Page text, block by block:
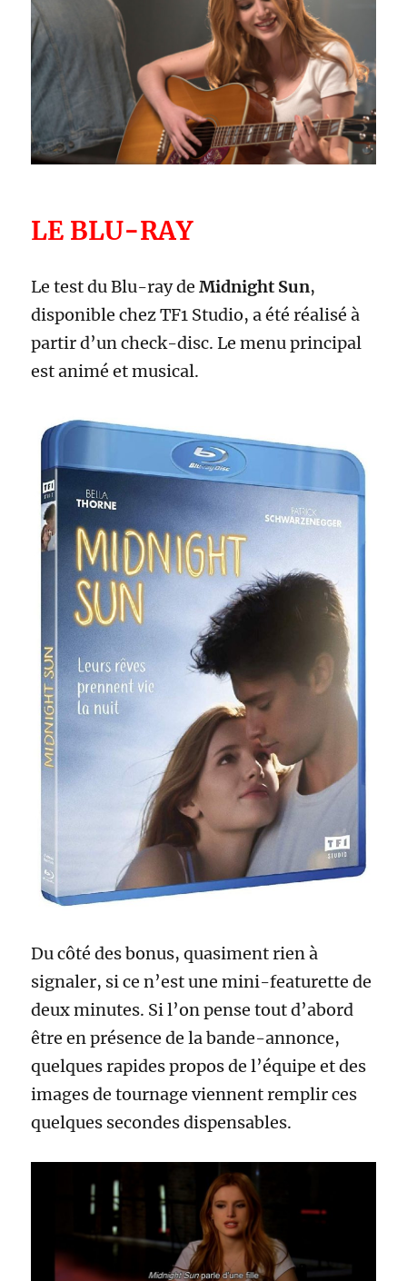
LE BLU-RAY
Le test du Blu-ray deMidnight Sun,
disponible chez TF1 Studio, a été réalisé à
partir d’un check-disc. Le menu principal
est animé et musical.
Du côté des bonus, quasiment rien à
signaler, si ce n’est une mini-featurette de
deux minutes. Si l’on pense tout d’abord
être en présence de la bande-annonce,
quelques rapides propos de l’équipe et des
images de tournage viennent remplir ces
quelques secondes dispensables.